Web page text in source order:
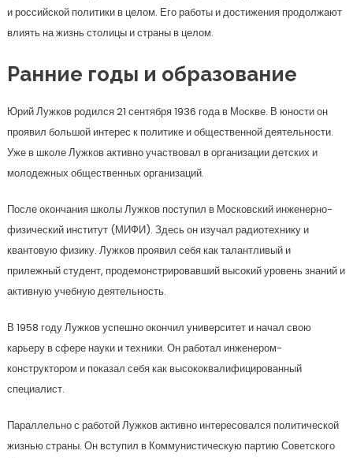
и российской политики в целом. Его работы и достижения продолжают
влиять на жизнь столицы и страны в целом.
Ранние годы и образование
Юрий Лужков родился 21 сентября 1936 года в Москве. В юности он
проявил большой интерес к политике и общественной деятельности.
Уже в школе Лужков активно участвовал в организации детских и
молодежных общественных организаций.
После окончания школы Лужков поступил в Московский инженерно-
физический институт (МИФИ). Здесь он изучал радиотехнику и
квантовую физику. Лужков проявил себя как талантливый и
прилежный студент, продемонстрировавший высокий уровень знаний и
активную учебную деятельность.
В 1958 году Лужков успешно окончил университет и начал свою
карьеру в сфере науки и техники. Он работал инженером-
конструктором и показал себя как высококвалифицированный
специалист.
Параллельно с работой Лужков активно интересовался политической
жизнью страны. Он вступил в Коммунистическую партию Советского